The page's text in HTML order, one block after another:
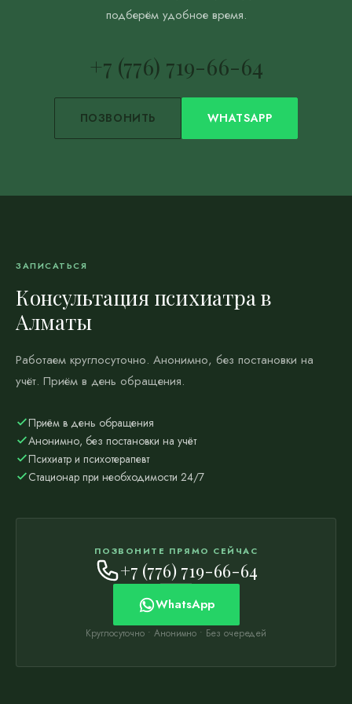
подберём удобное время.
+7 (776) 719-66-64
ПОЗВОНИТЬ WHATSAPP
ЗАПИСАТЬСЯ
Консультация психиатра в
Алматы
Работаем круглосуточно. Анонимно, без постановки на
учёт. Приём в день обращения.
Приём в день обращения
Анонимно, без постановки на учёт
Психиатр и психотерапевт
Стационар при необходимости 24/7
ПОЗВОНИТЕ ПРЯМО СЕЙЧАС
+7 (776) 719-66-64
WhatsApp
Круглосуточно • Анонимно • Без очередей